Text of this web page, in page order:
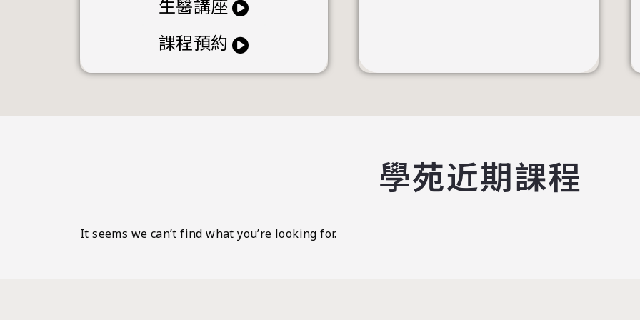
生醫講座
課程預約
學苑近期課程
It seems we can’t find what you’re looking for.